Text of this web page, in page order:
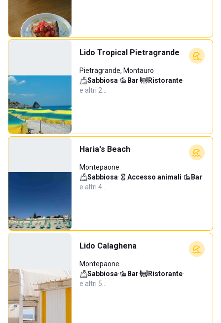
Lido Tropical Pietragrande
Pietragrande, Montauro
Sabbiosa· Bar· Ristorante·
e altri 2…
Haria's Beach
Montepaone
Sabbiosa· Accesso animali· Bar·
e altri 4…
Lido Calaghena
Montepaone
Sabbiosa· Bar· Ristorante·
e altri 5…